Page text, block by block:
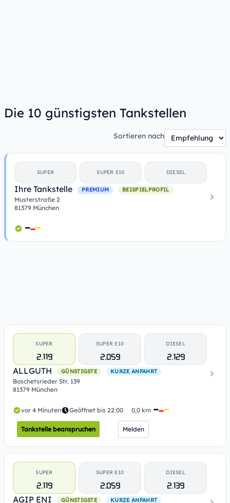
Die 10 günstigsten Tankstellen
Sortieren nach
SUPER SUPER E10 DIESEL
Ihre Tankstelle PREMIUM BEISPIELPROFIL
Musterstraße 2
81379 München
SUPER
2.119
SUPER E10
2.059
DIESEL
2.129
ALLGUTH
GÜNSTIGSTE KURZE ANFAHRT
Boschetsrieder Str. 139
81379 München
vor 4 Minuten Geöffnet bis 22:00 0,0 km
Tankstelle beanspruchen Melden
SUPER
2.119
SUPER E10
2.059
DIESEL
2.139
AGIP ENI
GÜNSTIGSTE KURZE ANFAHRT